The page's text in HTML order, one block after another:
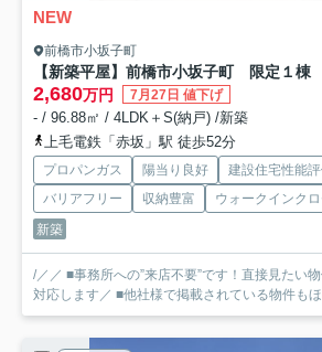
NEW
前橋市小坂子町
2,680万円 7月27日 値下げ
- / 96.88㎡ / 4LDK＋S(納戸) /新築
上毛電鉄「赤坂」駅 徒歩52分
プロパンガス 陽当り良好
建設住宅性能
バリアフリー
収納豊富
ウォークインクロ
新築
/／／ ■事務所への”来店不要”です！直接見たい
対応します／ ■他社様で掲載されている物件も